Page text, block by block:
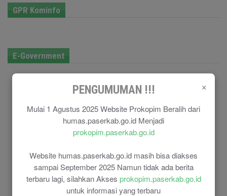
×
PENGUMUMAN !!!
Mulai 1 Agustus 2025 Website Prokopim Beralih dari
humas.paserkab.go.id Menjadi
prokopim.paserkab.go.id
Website humas.paserkab.go.id masih bisa diakses
sampai September 2025 Namun tidak ada berita
terbaru lagi, silahkan Akses prokopim.paserkab.go.id
untuk informasi yang terbaru
GPR Kominfo
E-Government